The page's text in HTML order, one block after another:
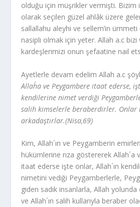
olduğu için müşrikler vermişti. Bizim
olarak seçilen güzel ahlâk üzere
sallallahu aleyhi ve sellem’in
nasipli olmak için yeter. Allah a.c
kardeşlerimizi onun şefaatine nail
Ayetlerle devam edelim Allah a.c
Allah´a ve Peygambere itaat ederse,
kendilerine nimet verdiği
salih kimse­lerle beraberdirler. Onlar
arkadaştırlar.(Nisa,69)
Kim, Allah´ın ve Peygamberin
hükümlerine rıza göstererek Allah´a
itaat ederse işte onlar, Allah´ın
nimetini vediği Peygamberlerle,
giden sadık insanlarla, Allah
ve Allah´ın salih kullarıyla beraber